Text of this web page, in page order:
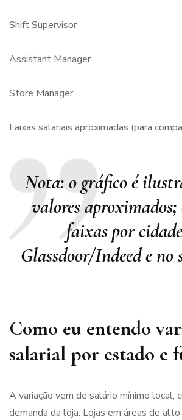
Shift Supervisor
Assistant Manager
Store Manager
Faixas salariais aproximadas (para
Nota: o gráfico é
valores
faixas por
Glassdoor/Indeed e no
Como eu entendo
salarial por estado e
A variação vem de salário mínimo local,
demanda da loja. Lojas em áreas de